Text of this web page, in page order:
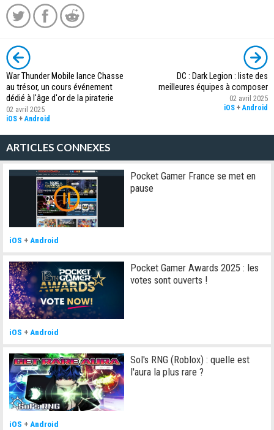
War Thunder Mobile lance Chasse
au trésor, un cours événement
dédié à l'âge d'or de la piraterie
02 avril 2025
iOS +Android
DC : Dark Legion : liste des
meilleures équipes à composer
02 avril 2025
iOS +Android
ARTICLES CONNEXES
Pocket Gamer France se met en
pause
iOS + Android
Pocket Gamer Awards 2025 : les
votes sont ouverts !
iOS + Android
Sol's RNG (Roblox) : quelle est
l'aura la plus rare ?
iOS +Android